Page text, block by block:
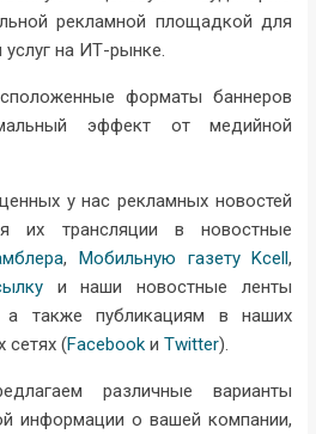
рекламной площадкой для
на ИТ-рынке.
форматы баннеров
эффект от медийной
у нас рекламных новостей
их трансляции в новостные
,Мобильную газету Kcell,
и наши новостные ленты
а также публикациям в наших
сетях (Facebookи Twitter).
различные варианты
информации о вашей компании,